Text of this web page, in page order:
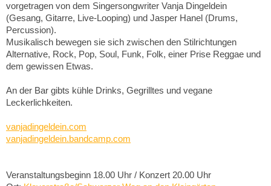
vorgetragen von dem Singersongwriter Vanja Dingeldein
(Gesang, Gitarre, Live-Looping) und Jasper Hanel (Drums,
Percussion).
Musikalisch bewegen sie sich zwischen den Stilrichtungen
Alternative, Rock, Pop, Soul, Funk, Folk, einer Prise Reggae und
dem gewissen Etwas.
An der Bar gibts kühle Drinks, Gegrilltes und vegane
Leckerlichkeiten.
vanjadingeldein.com
vanjadingeldein.bandcamp.com
Veranstaltungsbeginn 18.00 Uhr / Konzert 20.00 Uhr